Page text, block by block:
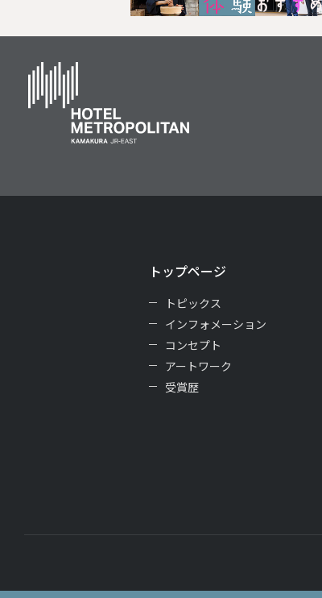
トップページ
トピックス
インフォメーション
コンセプト
アートワーク
受賞歴